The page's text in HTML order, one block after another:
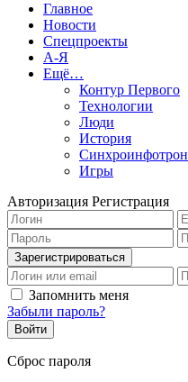
Главное
Новости
Спецпроекты
А-Я
Ещё…
Контур Первого
Технологии
Люди
История
Синхроинфотрон
Игры
Авторизация Регистрация
Запомнить меня
Забыли пароль?
Сброс пароля